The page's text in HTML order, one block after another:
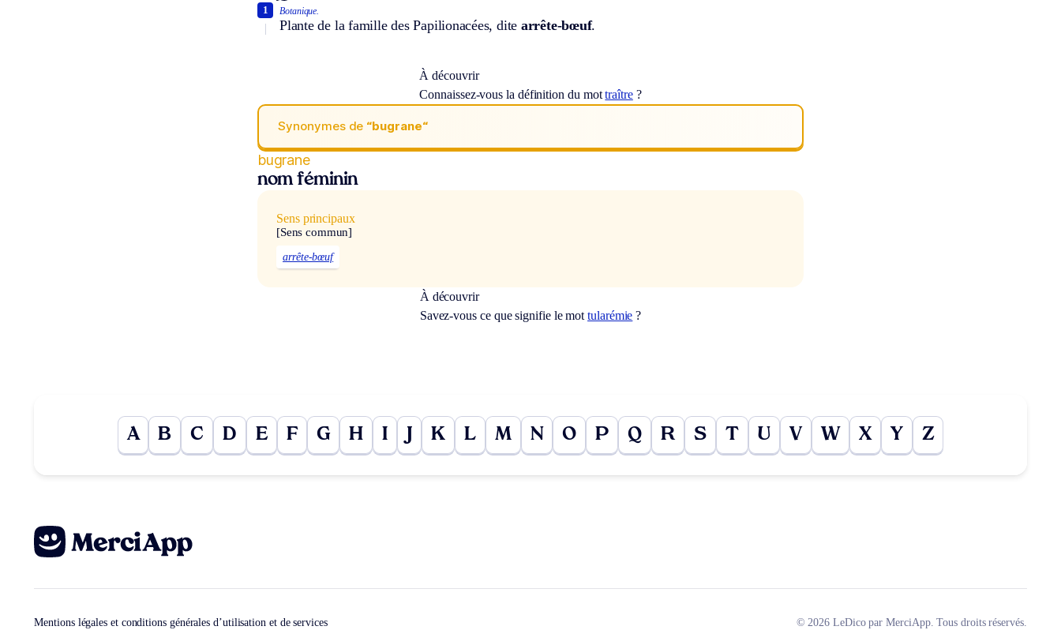
Botanique.
Plante de la famille des Papilionacées, dite arrête-bœuf.
1
À découvrir
Connaissez-vous la définition du mottraître?
Synonymes de “bugrane“
bugrane
nom féminin
Sens principaux
[Sens commun]
arrête-bœuf
À découvrir
Savez-vous ce que signifie le mottularémie ?
A B C D E F G H I J K L M N O P Q R S T U V W X Y Z
Mentions légales et conditions générales d’utilisation et de services © 2026 LeDico par MerciApp. Tous droits réservés.